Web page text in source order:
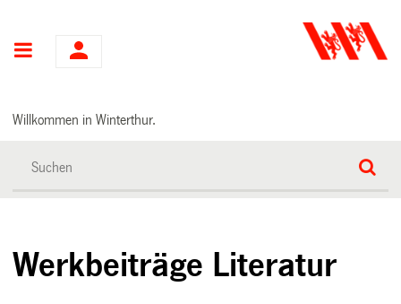
Hauptnavigation
Willkommen in Winterthur.
Werkbeiträge Literatur